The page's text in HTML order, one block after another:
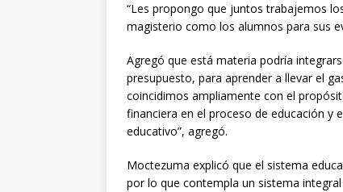
“Les propongo que juntos trabajemos
magisterio como los alumnos para sus
Agregó que está materia podría
presupuesto, para aprender a llevar el
coincidimos ampliamente con el
financiera en el proceso de educación y
educativo”, agregó.
Moctezuma explicó que el sistema
por lo que contempla un sistema